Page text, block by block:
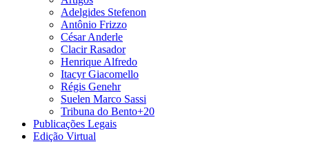
Adelgides Stefenon
Antônio Frizzo
César Anderle
Clacir Rasador
Henrique Alfredo
Itacyr Giacomello
Régis Genehr
Suelen Marco Sassi
Tribuna do Bento+20
Publicações Legais
Edição Virtual